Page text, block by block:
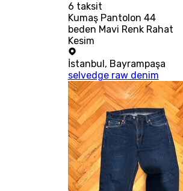
6 taksit
Kumaş Pantolon 44
beden Mavi Renk Rahat
Kesim
İstanbul , Bayrampaşa
selvedge raw denim